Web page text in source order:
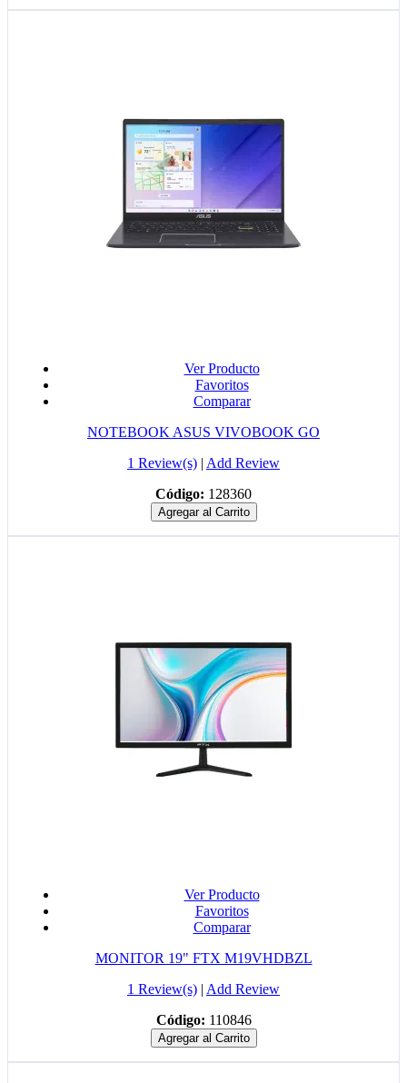
Ver Producto
Favoritos
Comparar
NOTEBOOK ASUS VIVOBOOK GO
1 Review(s) | Add Review
Código: 128360
Agregar al Carrito
Ver Producto
Favoritos
Comparar
MONITOR 19" FTX M19VHDBZL
1 Review(s) | Add Review
Código: 110846
Agregar al Carrito